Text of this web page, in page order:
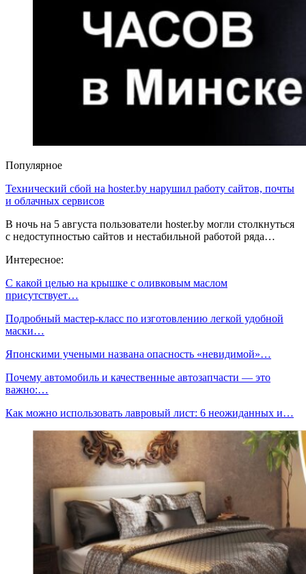
Популярное
Технический сбой на hoster.by нарушил работу сайтов, почты
и облачных сервисов
В ночь на 5 августа пользователи hoster.by могли столкнуться
с недоступностью сайтов и нестабильной работой ряда…
Интересное:
С какой целью на крышке с оливковым маслом
присутствует…
Подробный мастер-класс по изготовлению легкой удобной
маски…
Японскими учеными названа опасность «невидимой»…
Почему автомобиль и качественные автозапчасти — это
важно:…
Как можно использовать лавровый лист: 6 неожиданных и…